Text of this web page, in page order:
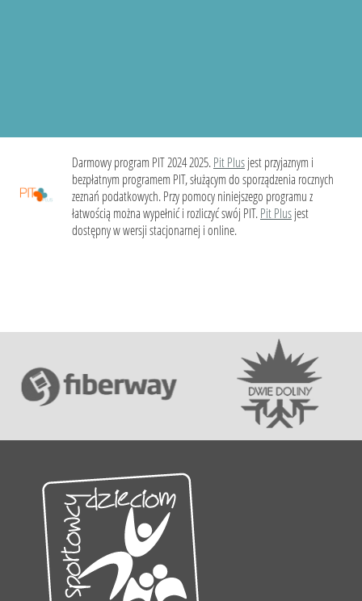
Darmowy program PIT 2024 2025.Pit Plusjest przyjaznym i
bezpłatnym programem PIT, służącym do sporządzenia rocznych
zeznań podatkowych. Przy pomocy niniejszego programu z
łatwością można wypełnić i rozliczyć swój PIT.Pit Plusjest
dostępny w wersji stacjonarnej i online.